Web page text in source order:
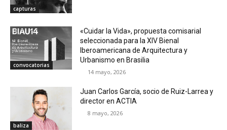
capturas
convocatorias
«Cuidar la Vida», propuesta comisarial
seleccionada para la XIV Bienal
Iberoamericana de Arquitectura y
Urbanismo en Brasilia
14 mayo, 2026
baliza
Juan Carlos García, socio de Ruiz-Larrea y
director en ACTIA
8 mayo, 2026